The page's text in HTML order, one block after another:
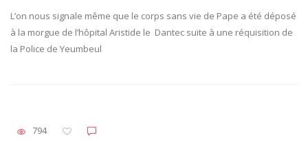
L’on nous signale même que le corps sans vie de Pape a été déposé
à la morgue de l’hôpital Aristide le Dantec suite à une réquisition de
la Police de Yeumbeul
794